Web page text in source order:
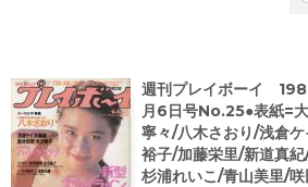
週刊プレイボーイ
月6日号No.25●表紙=
寧々/八木さおり/浅倉
裕子/加藤栄里/新道真
杉浦れいこ/青山美里/